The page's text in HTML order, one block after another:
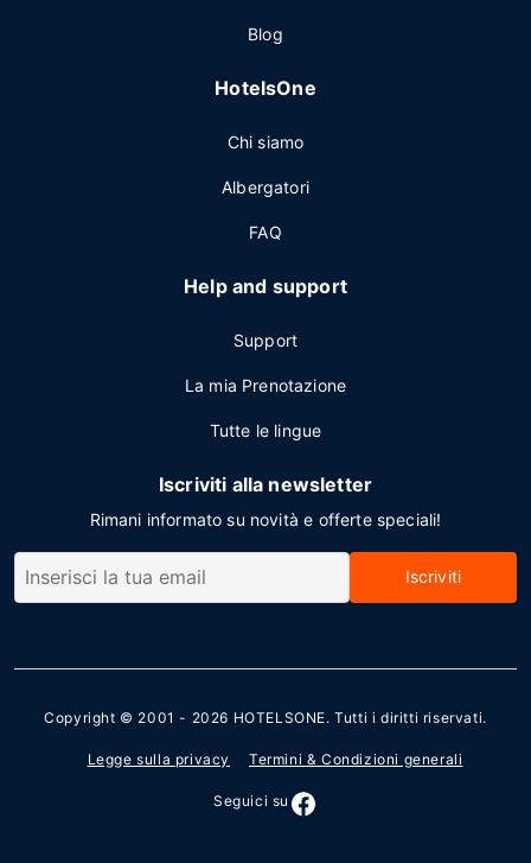
Blog
HotelsOne
Chi siamo
Albergatori
FAQ
Help and support
Support
La mia Prenotazione
Tutte le lingue
Iscriviti alla newsletter
Rimani informato su novità e offerte speciali!
Iscriviti
Copyright © 2001 - 2026 HOTELSONE. Tutti i diritti riservati.
Legge sulla privacy Termini & Condizioni generali
Seguici su